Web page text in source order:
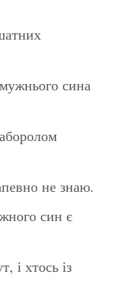
сина
не знаю.
син є
і хтось із